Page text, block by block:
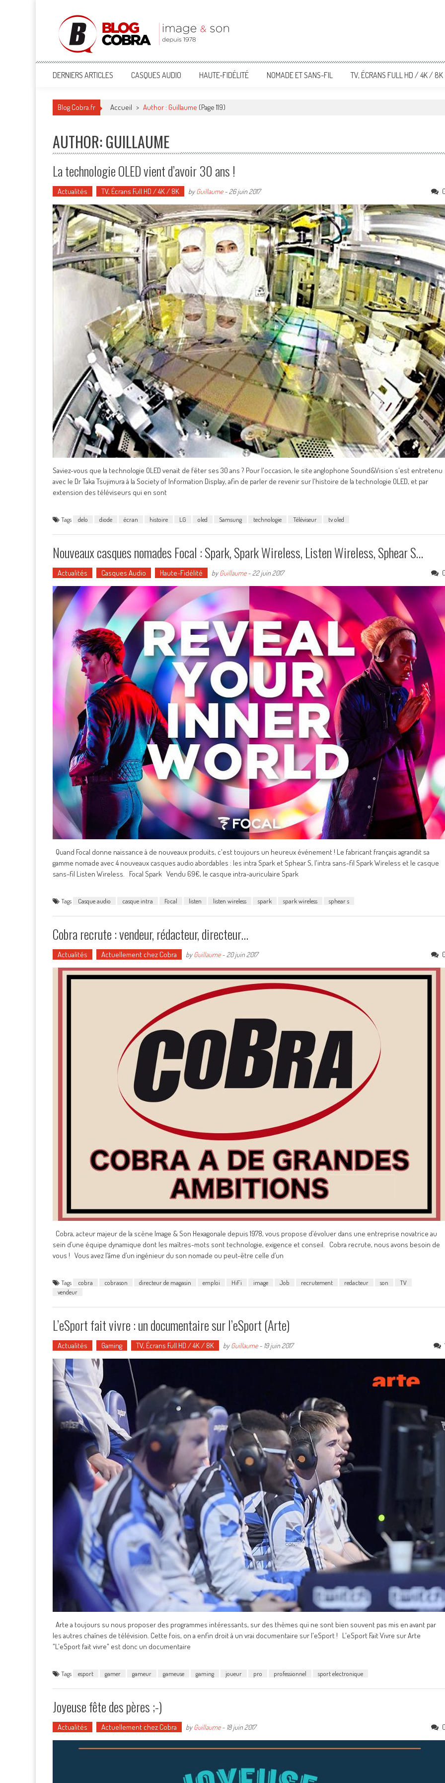
Blog Cobra
Toute l'actu Image & Son !
DERNIERS ARTICLES CASQUES AUDIO HAUTE-FIDÉLITÉ NOMADE ET SANS-FIL TV, ÉCRANS FULL HD / 4K / 8K
Blog Cobra.fr Accueil > Author : Guillaume (Page 119)
AUTHOR:GUILLAUME
La technologie OLED vient d’avoir 30 ans !
Actualités TV, Écrans Full HD / 4K / 8K byGuillaume- 26 juin 2017
Saviez-vous que la technologie OLED venait de fêter ses 30 ans ? Pour l'occasion, le site anglophone Sound&Vision s'est entretenu
avec le Dr Taka Tsujimura à la Society of Information Display, afin de parler de revenir sur l'histoire de la technologie OLED, et par
extension des téléviseurs qui en sont
Tags delo diode écran histoire LG oled Samsung technologie Téléviseur tv oled
Nouveaux casques nomades Focal : Spark, Spark Wireless, Listen Wireless, Sphear S…
Actualités Casques Audio Haute-Fidélité byGuillaume- 22 juin 2017
Quand Focal donne naissance à de nouveaux produits, c'est toujours un heureux événement ! Le fabricant français agrandit sa
gamme nomade avec 4 nouveaux casques audio abordables : les intra Spark et Sphear S, l'intra sans-fil Spark Wireless et le casque
sans-fil Listen Wireless. Focal Spark Vendu 69€, le casque intra-auriculaire Spark
Tags Casque audio casque intra Focal listen listen wireless spark spark wireless sphear s
Cobra recrute : vendeur, rédacteur, directeur…
Actualités Actuellement chez Cobra byGuillaume- 20 juin 2017
Cobra, acteur majeur de la scène Image & Son Hexagonale depuis 1978, vous propose d’évoluer dans une entreprise novatrice au
sein d’une équipe dynamique dont les maîtres-mots sont technologie, exigence et conseil. Cobra recrute, nous avons besoin de
vous ! Vous avez l’âme d’un ingénieur du son nomade ou peut-être celle d’un
Tags cobra cobrason directeur de magasin emploi HiFi image Job recrutement redacteur son
TV
vendeur
L’eSport fait vivre : un documentaire sur l’eSport (Arte)
Actualités Gaming TV, Écrans Full HD / 4K / 8K byGuillaume- 19 juin 2017
Arte a toujours su nous proposer des programmes intéressants, sur des thèmes qui ne sont bien souvent pas mis en avant par
les autres chaînes de télévision. Cette fois, on a enfin droit à un vrai documentaire sur l'eSport ! L'eSport Fait Vivre sur Arte
"L'eSport fait vivre" est donc un documentaire
Tags esport gamer gameur gameuse gaming joueur pro professionnel sport electronique
Joyeuse fête des pères ;-)
Actualités Actuellement chez Cobra byGuillaume- 18 juin 2017